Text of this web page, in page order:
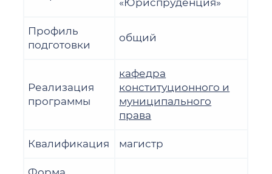
Профиль
подготовки
общий
Реализация
программы
кафедра
конституционного и
муниципального
права
Квалификация магистр